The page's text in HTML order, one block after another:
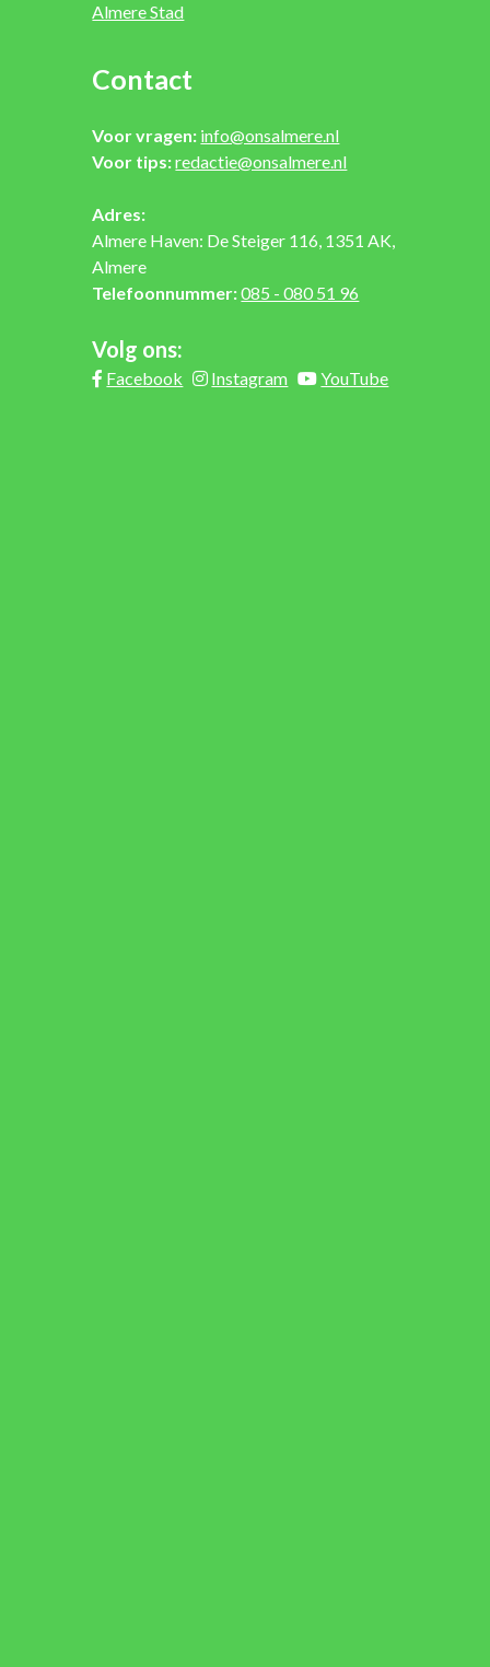
Almere Stad
Contact
Voor vragen: info@onsalmere.nl
Voor tips:redactie@onsalmere.nl
Adres:
Almere Haven: De Steiger 116, 1351 AK,
Almere
Telefoonnummer:085 - 080 51 96
Volg ons:
Facebook Instagram YouTube